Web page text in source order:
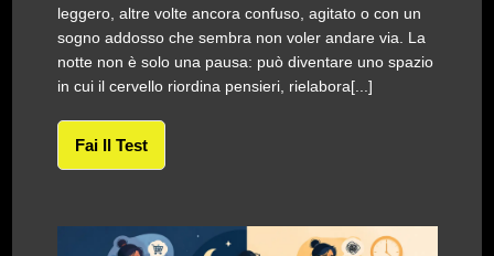
leggero, altre volte ancora confuso, agitato o con un
sogno addosso che sembra non voler andare via. La
notte non è solo una pausa: può diventare uno spazio
in cui il cervello riordina pensieri, rielabora[...]
Fai Il Test